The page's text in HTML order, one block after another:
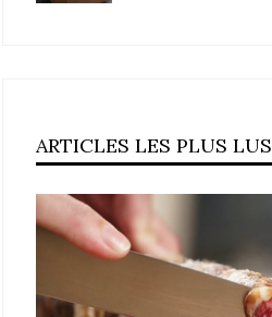
ARTICLES LES PLUS LUS